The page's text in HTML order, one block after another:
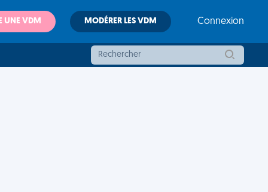
UNE VDM MODÉRER LES VDM Connexion